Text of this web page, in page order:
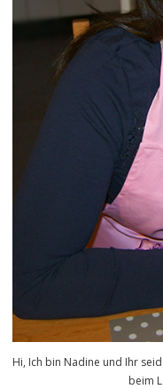
Hi, Ich bin Nadine und Ihr
beim